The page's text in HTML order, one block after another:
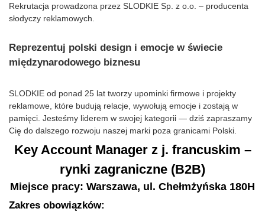
Rekrutacja prowadzona przez SLODKIE Sp. z o.o. – producenta
słodyczy reklamowych.
Reprezentuj polski design i emocje w świecie
międzynarodowego biznesu
SLODKIE od ponad 25 lat tworzy upominki firmowe i projekty
reklamowe, które budują relacje, wywołują emocje i zostają w
pamięci. Jesteśmy liderem w swojej kategorii — dziś zapraszamy
Cię do dalszego rozwoju naszej marki poza granicami Polski.
Key Account Manager z j. francuskim –
rynki zagraniczne (B2B)
Miejsce pracy: Warszawa, ul. Chełmżyńska 180H
Zakres obowiązków: